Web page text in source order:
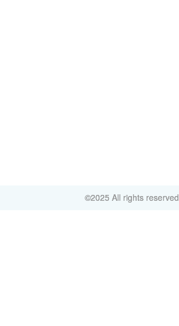
©2025 All rights reserved